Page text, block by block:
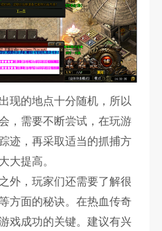
现的地点十分随机，所以
，需要不断尝试，在玩游
迹，再采取适当的抓捕方
大提高。
外，玩家们还需要了解很
方面的秘诀。在热血传奇
戏成功的关键。建议有兴